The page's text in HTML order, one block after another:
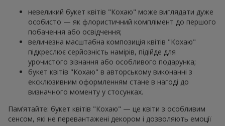
невеликий букет квітів "Кохаю" може виглядати дуже
особисто — як флористичний комплімент до першого
побачення або освідчення;
величезна масштабна композиція квітів "Кохаю"
підкреслює серйозність намірів, підійде для
урочистого зізнання або особливого подарунка;
букет квітів "Кохаю" в авторському виконанні з
ексклюзивним оформленням стане в нагоді до
визначного моменту у стосунках.
Пам’ятайте: букет квітів "Кохаю" — це квіти з особливим
сенсом, які не перевантажені декором і дозволяють емоції